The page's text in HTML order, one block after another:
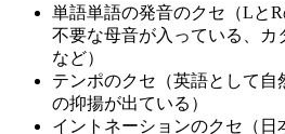
単語単語の発音のクセ（LとR
不要な母音が入っている、カ
など）
テンポのクセ（英語として
の抑揚が出ている）
イントネーションのクセ（日